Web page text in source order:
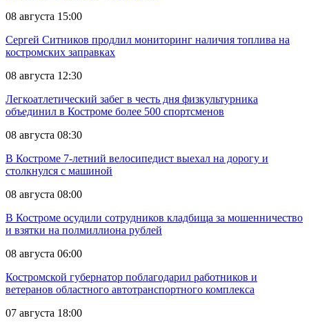
08 августа 15:00
Сергей Ситников продлил мониторинг наличия топлива на
костромских заправках
08 августа 12:30
Легкоатлетический забег в честь дня физкультурника
объединил в Костроме более 500 спортсменов
08 августа 08:30
В Костроме 7-летний велосипедист выехал на дорогу и
столкнулся с машиной
08 августа 08:00
В Костроме осудили сотрудников кладбища за мошенничество
и взятки на полмиллиона рублей
08 августа 06:00
Костромской губернатор поблагодарил работников и
ветеранов областного автотранспортного комплекса
07 августа 18:00